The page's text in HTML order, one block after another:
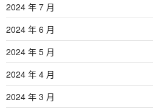
2024 年 7 月
2024 年 6 月
2024 年 5 月
2024 年 4 月
2024 年 3 月